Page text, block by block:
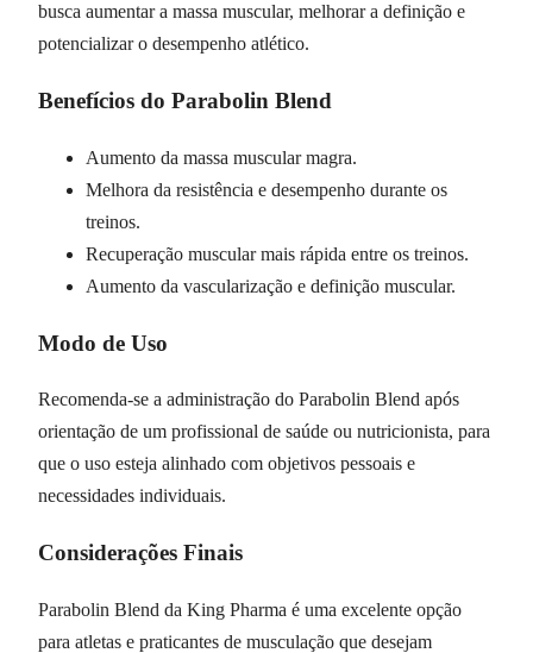
busca aumentar a massa muscular, melhorar a definição e
potencializar o desempenho atlético.
Benefícios do Parabolin Blend
Aumento da massa muscular magra.
Melhora da resistência e desempenho durante os
treinos.
Recuperação muscular mais rápida entre os treinos.
Aumento da vascularização e definição muscular.
Modo de Uso
Recomenda-se a administração do Parabolin Blend após
orientação de um profissional de saúde ou nutricionista, para
que o uso esteja alinhado com objetivos pessoais e
necessidades individuais.
Considerações Finais
Parabolin Blend da King Pharma é uma excelente opção
para atletas e praticantes de musculação que desejam